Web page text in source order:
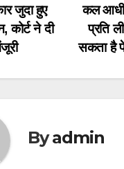
कल
प्रति
सकता है
जुदा हुए
कोर्ट ने दी
Byadmin